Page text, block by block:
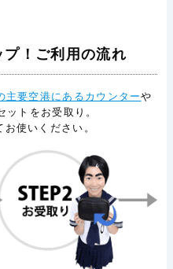
！ご利用の流れ
主要空港にあるカウンターや
トをお受取り。
使いください。